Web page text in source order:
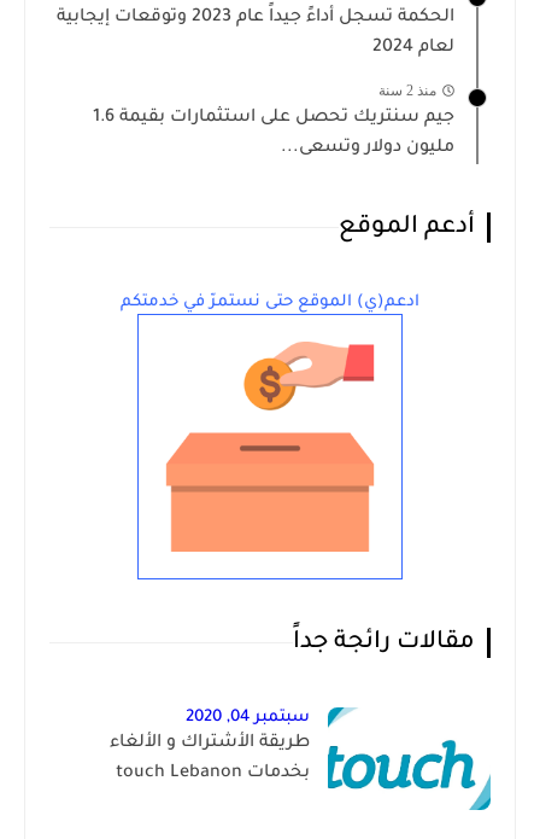
الحكمة تسجل أداءً جيداً عام 2023 وتوقعات إيجابية
لعام 2024
منذ 2 سنة
جيم سنتريك تحصل على استثمارات بقيمة 1.6
مليون دولار وتسعى...
أدعم الموقع
ادعم(ي) الموقع حتى نستمرّ في خدمتكم
مقالات رائجة جداً
سبتمبر 04, 2020
طريقة الأشتراك و الألغاء
بخدمات touch Lebanon